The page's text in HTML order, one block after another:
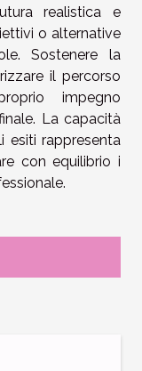
realistica e
o alternative
Sostenere la
il percorso
impegno
La capacità
esiti rappresenta
con equilibrio i